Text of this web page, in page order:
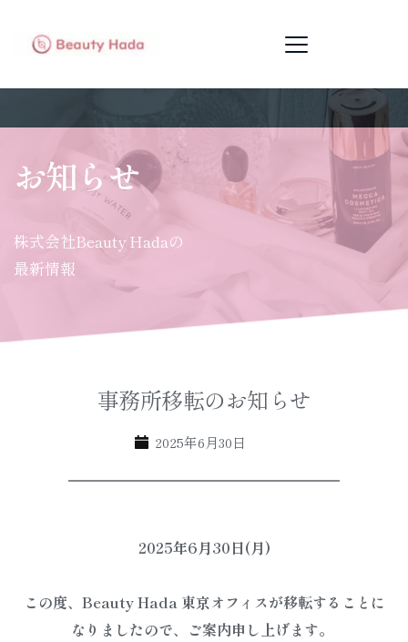
お知らせ
株式会社Beauty Hadaの
最新情報
事務所移転のお知らせ
2025年6月30日
2025年6月30日(月)
この度、Beauty Hada 東京オフィスが移転することに
なりましたので、ご案内申し上げます。